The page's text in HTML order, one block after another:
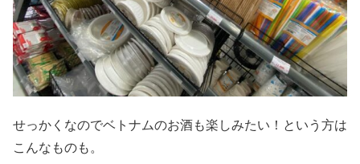
せっかくなのでベトナムのお酒も楽しみたい！という方は
こんなものも。